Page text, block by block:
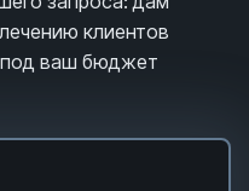
клиентов
под ваш бюджет